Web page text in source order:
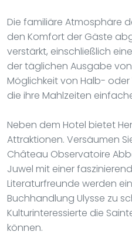
Die familiäre Atmosphäre
den Komfort der Gäste
verstärkt, einschließlich
der täglichen Ausgabe
Möglichkeit von Halb-
die ihre Mahlzeiten
Neben dem Hotel bietet
Attraktionen. Versäumen
Château Observatoire
Juwel mit einer
Literaturfreunde werden
Buchhandlung Ulysse zu
Kulturinteressierte die
können.